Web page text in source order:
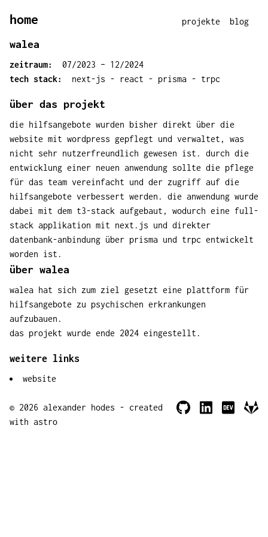
zum hauptinhalt springen
home projekte blog
walea
zeitraum:
07/2023 – 12/2024
tech stack:
next-js - react - prisma - trpc
über das projekt
die hilfsangebote wurden bisher direkt über die
website mit wordpress gepflegt und verwaltet, was
nicht sehr nutzerfreundlich gewesen ist. durch die
entwicklung einer neuen anwendung sollte die pflege
für das team vereinfacht und der zugriff auf die
hilfsangebote verbessert werden. die anwendung wurde
dabei mit dem t3-stack aufgebaut, wodurch eine full-
stack applikation mit next.js und direkter
datenbank-anbindung über prisma und trpc entwickelt
worden ist.
über walea
walea hat sich zum ziel gesetzt eine plattform für
hilfsangebote zu psychischen erkrankungen
aufzubauen.
das projekt wurde ende 2024 eingestellt.
weitere links
website
© 2026 alexander hodes - created
with astro